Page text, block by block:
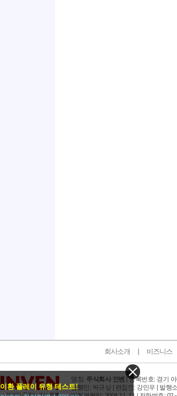
회사소개 비즈니스
명칭: 주식회사 인벤 | 등록번호: 경기 아
발행인: 박규상 | 편집인: 강민우 | 발행
이환 플레이 유형 테스트!